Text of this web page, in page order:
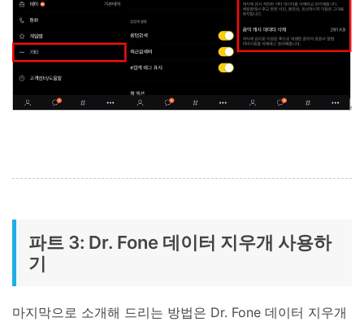
파트 3: Dr. Fone 데이터 지우개 사용하
기
마지막으로 소개해 드리는 방법은 Dr. Fone 데이터 지우개